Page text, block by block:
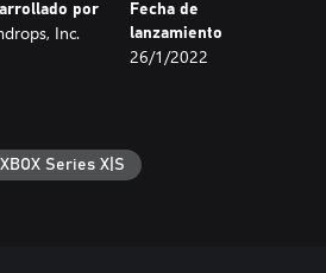
por
Inc.
Fecha de
lanzamiento
26/1/2022
XBOX Series X|S